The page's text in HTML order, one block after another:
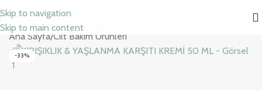
Skip to navigation
Skip to main content
Ana Sayfa/Cilt Bakım Ürünleri
-33%